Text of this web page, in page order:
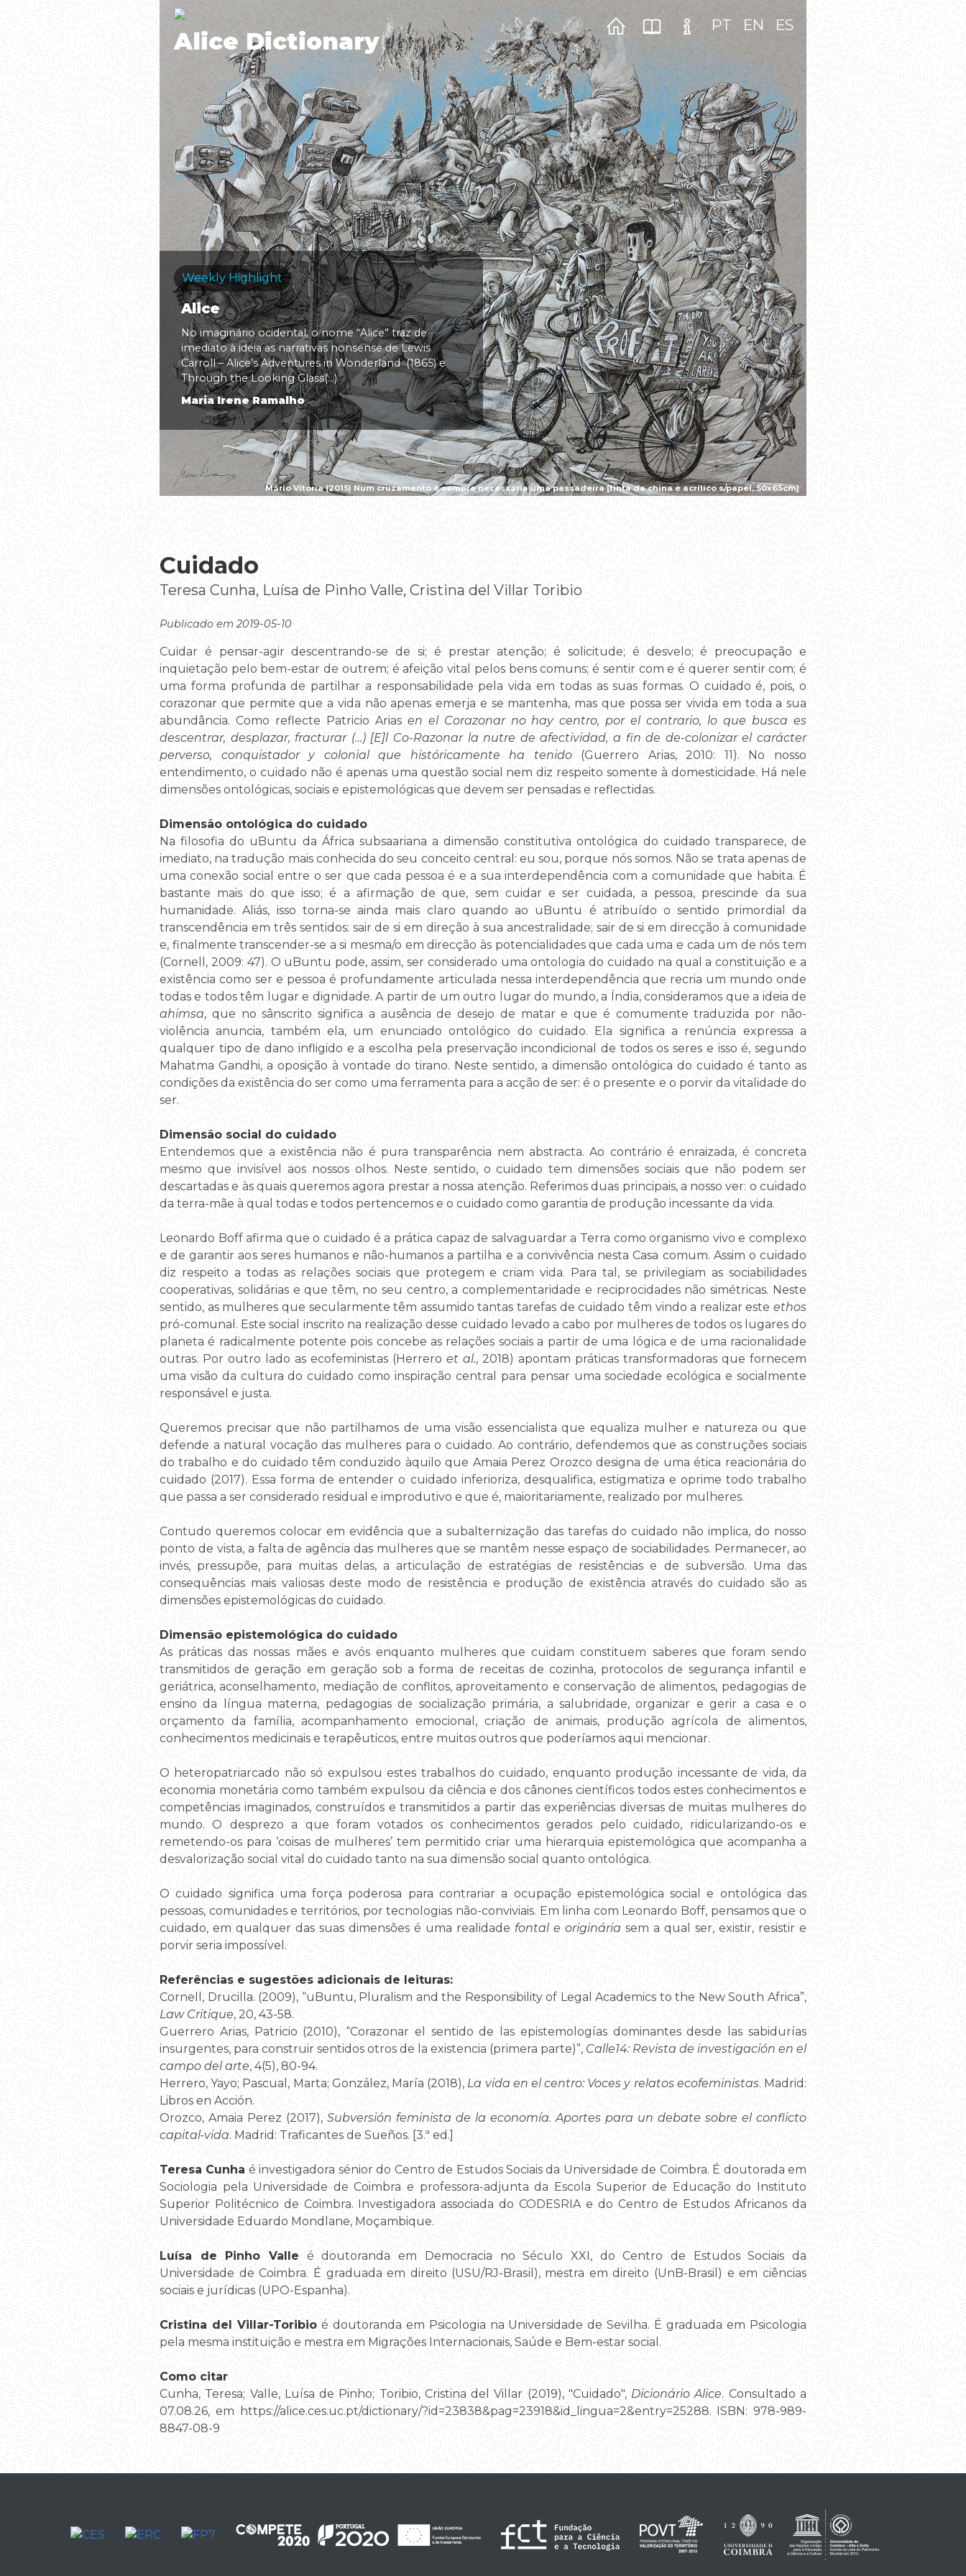
Mário Vitória (2015) Num cruzamento é sempre necessária uma passadeira [tinta da china e acrílico s/papel, 50x65cm]
Alice Dictionary
PT EN ES
Weekly Highlight
Alice
No imaginário ocidental, o nome “Alice” traz de
imediato à ideia as narrativas nonsense de Lewis
Carroll – Alice’s Adventures in Wonderland (1865) e
Through the Looking Glass(...)
Maria Irene Ramalho
Cuidado
Teresa Cunha, Luísa de Pinho Valle, Cristina del Villar Toribio
Publicado em 2019-05-10
Cuidar é pensar-agir descentrando-se de si; é prestar atenção; é solicitude; é desvelo; é preocupação e
inquietação pelo bem-estar de outrem; é afeição vital pelos bens comuns; é sentir com e é querer sentir com; é
uma forma profunda de partilhar a responsabilidade pela vida em todas as suas formas. O cuidado é, pois, o
corazonar que permite que a vida não apenas emerja e se mantenha, mas que possa ser vivida em toda a sua
abundância. Como reflecte Patricio Arias en el Corazonar no hay centro, por el contrario, lo que busca es
descentrar, desplazar, fracturar (…) [E]l Co-Razonar la nutre de afectividad, a fin de de-colonizar el carácter
perverso, conquistador y colonial que históricamente ha tenido(Guerrero Arias, 2010: 11). No nosso
entendimento, o cuidado não é apenas uma questão social nem diz respeito somente à domesticidade. Há nele
dimensões ontológicas, sociais e epistemológicas que devem ser pensadas e reflectidas.
Dimensão ontológica do cuidado
Na filosofia do uBuntu da África subsaariana a dimensão constitutiva ontológica do cuidado transparece, de
imediato, na tradução mais conhecida do seu conceito central: eu sou, porque nós somos. Não se trata apenas de
uma conexão social entre o ser que cada pessoa é e a sua interdependência com a comunidade que habita. É
bastante mais do que isso; é a afirmação de que, sem cuidar e ser cuidada, a pessoa, prescinde da sua
humanidade. Aliás, isso torna-se ainda mais claro quando ao uBuntu é atribuído o sentido primordial da
transcendência em três sentidos: sair de si em direção à sua ancestralidade; sair de si em direcção à comunidade
e, finalmente transcender-se a si mesma/o em direcção às potencialidades que cada uma e cada um de nós tem
(Cornell, 2009: 47). O uBuntu pode, assim, ser considerado uma ontologia do cuidado na qual a constituição e a
existência como ser e pessoa é profundamente articulada nessa interdependência que recria um mundo onde
todas e todos têm lugar e dignidade. A partir de um outro lugar do mundo, a Índia, consideramos que a ideia de
ahimsa, que no sânscrito significa a ausência de desejo de matar e que é comumente traduzida por não-
violência anuncia, também ela, um enunciado ontológico do cuidado. Ela significa a renúncia expressa a
qualquer tipo de dano infligido e a escolha pela preservação incondicional de todos os seres e isso é, segundo
Mahatma Gandhi, a oposição à vontade do tirano. Neste sentido, a dimensão ontológica do cuidado é tanto as
condições da existência do ser como uma ferramenta para a acção de ser: é o presente e o porvir da vitalidade do
ser.
Dimensão social do cuidado
Entendemos que a existência não é pura transparência nem abstracta. Ao contrário é enraizada, é concreta
mesmo que invisível aos nossos olhos. Neste sentido, o cuidado tem dimensões sociais que não podem ser
descartadas e às quais queremos agora prestar a nossa atenção. Referimos duas principais, a nosso ver: o cuidado
da terra-mãe à qual todas e todos pertencemos e o cuidado como garantia de produção incessante da vida.
Leonardo Boff afirma que o cuidado é a prática capaz de salvaguardar a Terra como organismo vivo e complexo
e de garantir aos seres humanos e não-humanos a partilha e a convivência nesta Casa comum. Assim o cuidado
diz respeito a todas as relações sociais que protegem e criam vida. Para tal, se privilegiam as sociabilidades
cooperativas, solidárias e que têm, no seu centro, a complementaridade e reciprocidades não simétricas. Neste
sentido, as mulheres que secularmente têm assumido tantas tarefas de cuidado têm vindo a realizar este ethos
pró-comunal. Este social inscrito na realização desse cuidado levado a cabo por mulheres de todos os lugares do
planeta é radicalmente potente pois concebe as relações sociais a partir de uma lógica e de uma racionalidade
outras. Por outro lado as ecofeministas (Herrero et al., 2018) apontam práticas transformadoras que fornecem
uma visão da cultura do cuidado como inspiração central para pensar uma sociedade ecológica e socialmente
responsável e justa.
Queremos precisar que não partilhamos de uma visão essencialista que equaliza mulher e natureza ou que
defende a natural vocação das mulheres para o cuidado. Ao contrário, defendemos que as construções sociais
do trabalho e do cuidado têm conduzido àquilo que Amaia Perez Orozco designa de uma ética reacionária do
cuidado (2017). Essa forma de entender o cuidado inferioriza, desqualifica, estigmatiza e oprime todo trabalho
que passa a ser considerado residual e improdutivo e que é, maioritariamente, realizado por mulheres.
Contudo queremos colocar em evidência que a subalternização das tarefas do cuidado não implica, do nosso
ponto de vista, a falta de agência das mulheres que se mantêm nesse espaço de sociabilidades. Permanecer, ao
invés, pressupõe, para muitas delas, a articulação de estratégias de resistências e de subversão. Uma das
consequências mais valiosas deste modo de resistência e produção de existência através do cuidado são as
dimensões epistemológicas do cuidado.
Dimensão epistemológica do cuidado
As práticas das nossas mães e avós enquanto mulheres que cuidam constituem saberes que foram sendo
transmitidos de geração em geração sob a forma de receitas de cozinha, protocolos de segurança infantil e
geriátrica, aconselhamento, mediação de conflitos, aproveitamento e conservação de alimentos, pedagogias de
ensino da língua materna, pedagogias de socialização primária, a salubridade, organizar e gerir a casa e o
orçamento da família, acompanhamento emocional, criação de animais, produção agrícola de alimentos,
conhecimentos medicinais e terapêuticos, entre muitos outros que poderíamos aqui mencionar.
O heteropatriarcado não só expulsou estes trabalhos do cuidado, enquanto produção incessante de vida, da
economia monetária como também expulsou da ciência e dos cânones científicos todos estes conhecimentos e
competências imaginados, construídos e transmitidos a partir das experiências diversas de muitas mulheres do
mundo. O desprezo a que foram votados os conhecimentos gerados pelo cuidado, ridicularizando-os e
remetendo-os para ‘coisas de mulheres’ tem permitido criar uma hierarquia epistemológica que acompanha a
desvalorização social vital do cuidado tanto na sua dimensão social quanto ontológica.
O cuidado significa uma força poderosa para contrariar a ocupação epistemológica social e ontológica das
pessoas, comunidades e territórios, por tecnologias não-conviviais. Em linha com Leonardo Boff, pensamos que o
cuidado, em qualquer das suas dimensões é uma realidade fontal e originária sem a qual ser, existir, resistir e
porvir seria impossível.
Referências e sugestões adicionais de leituras:
Cornell, Drucilla. (2009), “uBuntu, Pluralism and the Responsibility of Legal Academics to the New South Africa”,
Law Critique, 20, 43-58.
Guerrero Arias, Patricio (2010), “Corazonar el sentido de las epistemologías dominantes desde las sabidurías
insurgentes, para construir sentidos otros de la existencia (primera parte)”, Calle14: Revista de investigación en el
campo del arte, 4(5), 80-94.
Herrero, Yayo; Pascual, Marta; González, María (2018), La vida en el centro: Voces y relatos ecofeministas. Madrid:
Libros en Acción.
Orozco, Amaia Perez (2017), Subversión feminista de la economía. Aportes para un debate sobre el conflicto
capital-vida. Madrid: Traficantes de Sueños. [3.ª ed.]
Teresa Cunha é investigadora sénior do Centro de Estudos Sociais da Universidade de Coimbra. É doutorada em
Sociologia pela Universidade de Coimbra e professora-adjunta da Escola Superior de Educação do Instituto
Superior Politécnico de Coimbra. Investigadora associada do CODESRIA e do Centro de Estudos Africanos da
Universidade Eduardo Mondlane, Moçambique.
Luísa de Pinho Valle é doutoranda em Democracia no Século XXI, do Centro de Estudos Sociais da
Universidade de Coimbra. É graduada em direito (USU/RJ-Brasil), mestra em direito (UnB-Brasil) e em ciências
sociais e jurídicas (UPO-Espanha).
Cristina del Villar-Toribioé doutoranda em Psicologia na Universidade de Sevilha. É graduada em Psicologia
pela mesma instituição e mestra em Migrações Internacionais, Saúde e Bem-estar social.
Como citar
Cunha, Teresa; Valle, Luísa de Pinho; Toribio, Cristina del Villar (2019), "Cuidado", Dicionário Alice. Consultado a
07.08.26, em https://alice.ces.uc.pt/dictionary/?id=23838&pag=23918&id_lingua=2&entry=25288. ISBN: 978-989-
8847-08-9